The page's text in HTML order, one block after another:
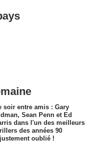
soir entre amis : Gary
Sean Penn et Ed
dans l'un des meilleurs
des années 90
oublié !